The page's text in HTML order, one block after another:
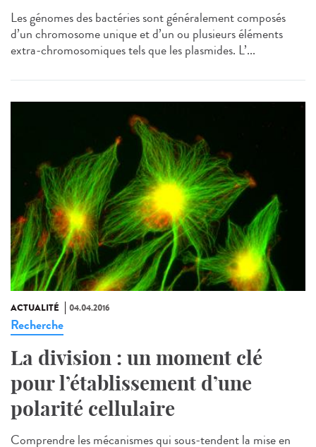
Les génomes des bactéries sont généralement composés
d’un chromosome unique et d’un ou plusieurs éléments
extra-chromosomiques tels que les plasmides. L’...
ACTUALITÉ 04.04.2016
Recherche
La division : un moment clé
pour l’établissement d’une
polarité cellulaire
Comprendre les mécanismes qui sous-tendent la mise en